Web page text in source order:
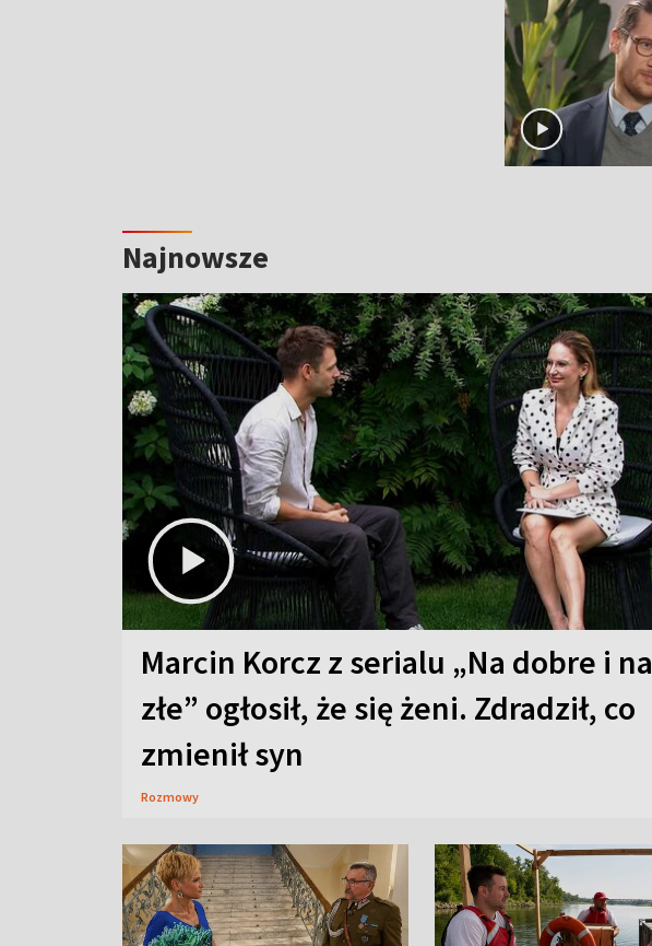
Najnowsze
Marcin Korcz z serialu „Na dobre i na
złe” ogłosił, że się żeni. Zdradził, co
zmienił syn
Rozmowy